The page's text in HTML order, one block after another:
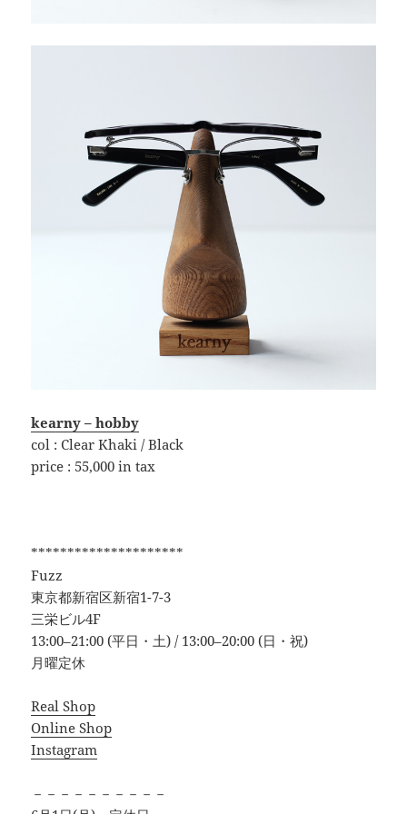
kearny – hobby
col : Clear Khaki / Black
price : 55,000 in tax
*********************
Fuzz
東京都新宿区新宿1-7-3
三栄ビル4F
13:00–21:00 (平日・土) / 13:00–20:00 (日・祝)
月曜定休
Real Shop
Online Shop
Instagram
－－－－－－－－－－